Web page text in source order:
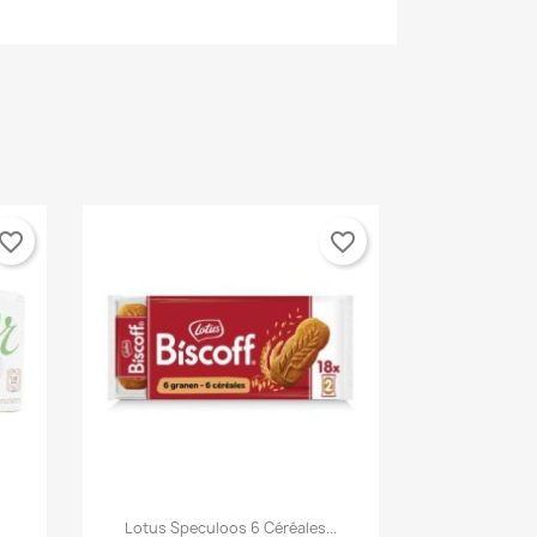
favorite_border
Vista rápida
Lotus Speculoos 6 Céréales...
favorite_border